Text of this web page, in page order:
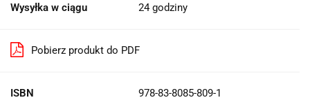
Wysyłka w ciągu 24 godziny
Pobierz produkt do PDF
ISBN 978-83-8085-809-1